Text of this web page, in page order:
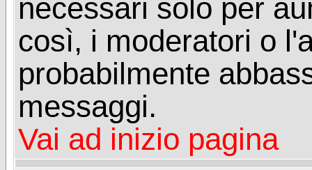
necessari solo per
così, i moderatori o
probabilmente
messaggi.
Vai ad inizio pagina